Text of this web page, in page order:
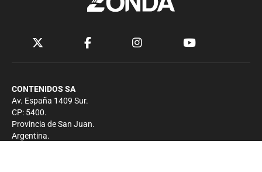
CONTENIDOS SA
Av. España 1409 Sur.
CP: 5400.
Provincia de San Juan.
Argentina.